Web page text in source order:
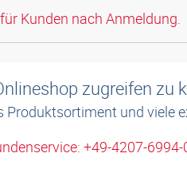
Kunden nach Anmeldung.
zugreifen zu
und viele
+49-4207-6994-